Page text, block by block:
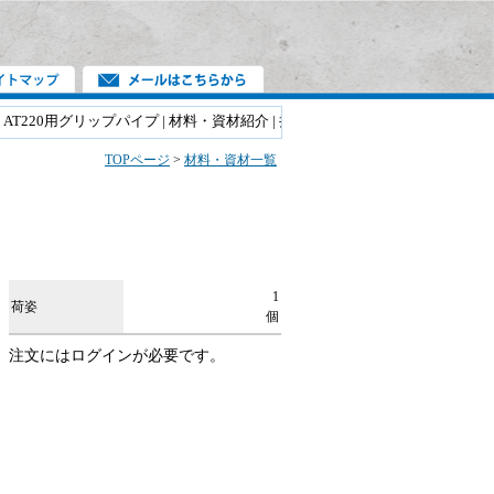
用グリップパイプ | 材料・資材紹介 | 井上商事(株)
TOPページ > 材料・資材一覧
荷姿
1
個
注文にはログインが必要です。